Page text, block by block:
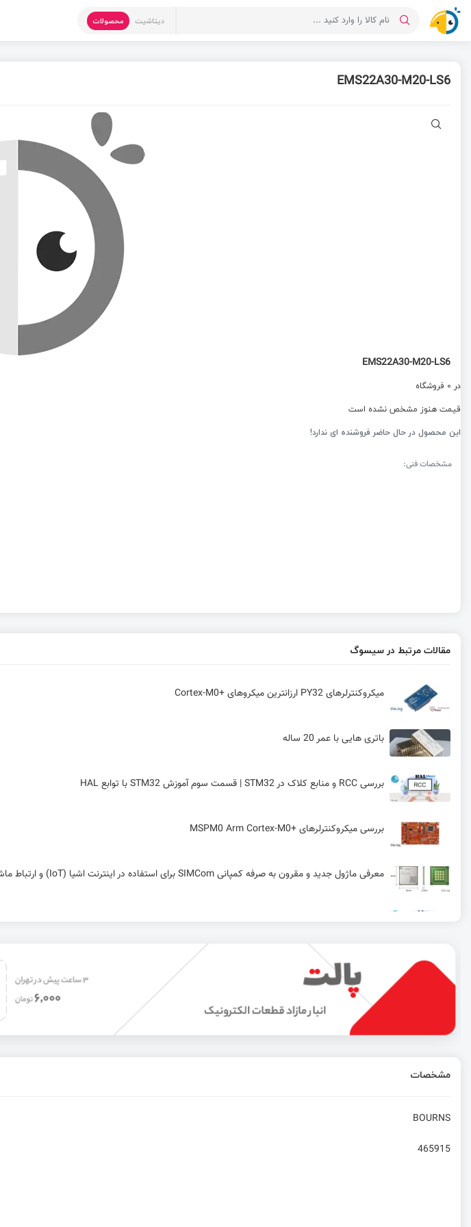
دیتاشیت محصولات
EMS22A30-M20-LS6
EMS22A30-M20-LS6
در 0 فروشگاه
قیمت هنوز مشخص نشده است
این محصول در حال حاضر فروشنده ای ندارد!
مشخصات فنی:
مقالات مرتبط در سیسوگ
میکروکنترلرهای PY32 ارزانترین میکروهای +Cortex-M0
باتری هایی با عمر 20 ساله
بررسی RCC و منابع کلاک در STM32 | قسمت سوم آموزش STM32 با توابع HAL
بررسی میکروکنترلرهای +MSPM0 Arm Cortex-M0
معرفی ماژول جدید و مقرون به صرفه کمپانی SIMCom برای استفاده در اینترنت اشیا (IoT) و ارتباط ماشین با ماشین (M2M)
عرضه روتر OpenWrt One WiFi 6 مجهز به تراشه Filogic 820 SoC به بازار
20 سال نظارت بر حرکتِ عقابِ ماجراجویِ ساحل دوست!
مشخصات
BOURNS
465915